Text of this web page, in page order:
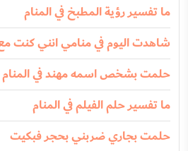
ما تفسير رؤية المطبخ في المنام
شاهدت اليوم في منامي انني كنت
حلمت بشخص اسمه مهند في المنام
ما تفسير حلم الفيلم في المنام
حلمت بجاري ضربني بحجر فبكيت